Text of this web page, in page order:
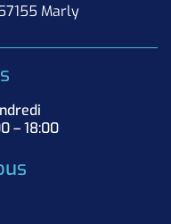
Marly
– 18:00